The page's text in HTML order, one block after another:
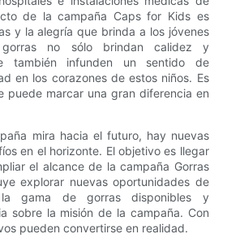
de la campaña Caps for Kids es
y la alegría que brinda a los jóvenes
gorras no sólo brindan calidez y
también infunden un sentido de
en los corazones de estos niños. Es
puede marcar una gran diferencia en
mira hacia el futuro, hay nuevas
en el horizonte. El objetivo es llegar
el alcance de la campaña Gorras
explorar nuevas oportunidades de
la gama de gorras disponibles y
sobre la misión de la campaña. Con
pueden convertirse en realidad.